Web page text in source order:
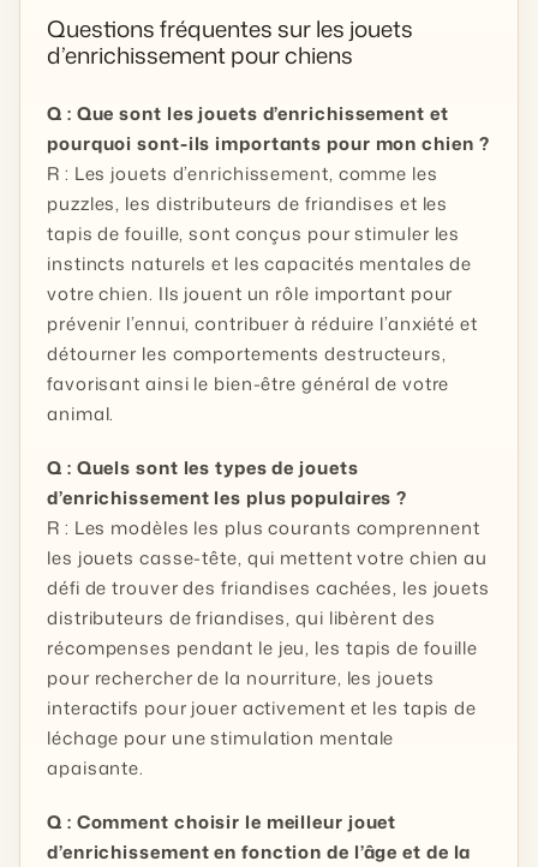
Questions fréquentes sur les jouets
d’enrichissement pour chiens
Q : Que sont les jouets d’enrichissement et
pourquoi sont-ils importants pour mon chien ?
R : Les jouets d’enrichissement, comme les
puzzles, les distributeurs de friandises et les
tapis de fouille, sont conçus pour stimuler les
instincts naturels et les capacités mentales de
votre chien. Ils jouent un rôle important pour
prévenir l’ennui, contribuer à réduire l’anxiété et
détourner les comportements destructeurs,
favorisant ainsi le bien-être général de votre
animal.
Q : Quels sont les types de jouets
d’enrichissement les plus populaires ?
R : Les modèles les plus courants comprennent
les jouets casse-tête, qui mettent votre chien au
défi de trouver des friandises cachées, les jouets
distributeurs de friandises, qui libèrent des
récompenses pendant le jeu, les tapis de fouille
pour rechercher de la nourriture, les jouets
interactifs pour jouer activement et les tapis de
léchage pour une stimulation mentale
apaisante.
Q : Comment choisir le meilleur jouet
d’enrichissement en fonction de l’âge et de la